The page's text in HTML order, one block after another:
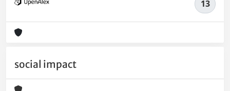
13
social impact